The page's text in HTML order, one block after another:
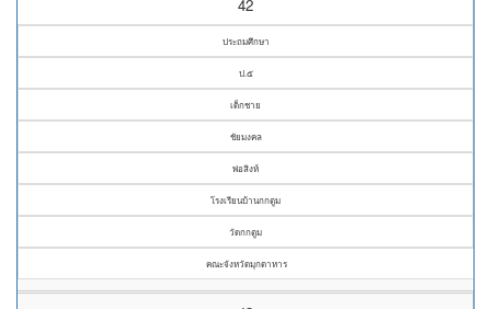
42
ประถมศึกษา
ป.๕
เด็กชาย
ชัยมงคล
พ่อสิงห์
โรงเรียนบ้านกกตูม
วัดกกตูม
คณะจังหวัดมุกดาหาร